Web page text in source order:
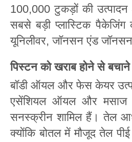
100,000 टुकड़ों की
सबसे बड़ी प्लास्टिक
यूनिलीवर, जॉनसन एंड
पिस्टन को खराब होने से बचाने
बॉडी ऑयल और फेस केयर
एसेंशियल ऑयल और
सनस्क्रीन शामिल हैं। तेल
क्योंकि बोतल में मौजूद तेल